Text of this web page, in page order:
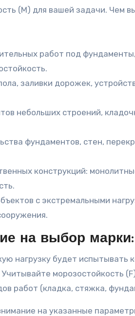
(М) для вашей задачи. Чем
работ под
заливки дорожек,
небольших строений,
фундаментов, стен,
конструкций:
с экстремальными
на выбор марки:
нагрузку будет испытывать
Учитывайте морозостойкость
работ (кладка, стяжка,
на указанные